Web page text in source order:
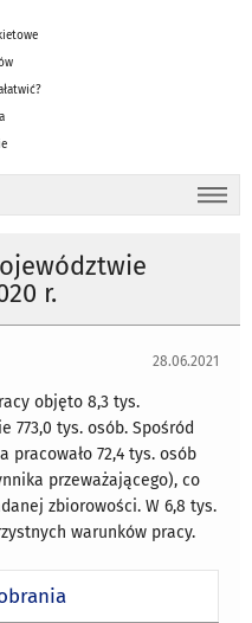
r.
28.06.2021
objęto 8,3 tys.
773,0 tys. osób. Spośród
pracowało 72,4 tys. osób
przeważającego), co
zbiorowości. W 6,8 tys.
warunków pracy.